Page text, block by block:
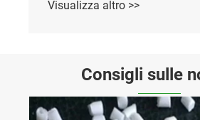
Consigli sulle